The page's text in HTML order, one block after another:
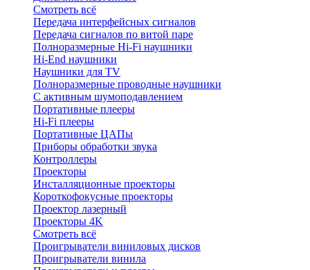
Смотреть всё
Передача интерфейсных сигналов
Передача сигналов по витой паре
Полноразмерные Hi-Fi наушники
Hi-End наушники
Наушники для TV
Полноразмерные проводные наушники
С активным шумоподавлением
Портативные плееры
Hi-Fi плееры
Портативные ЦАПы
Приборы обработки звука
Контроллеры
Проекторы
Инсталляционные проекторы
Короткофокусные проекторы
Проектор лазерный
Проекторы 4K
Смотреть всё
Проигрыватели виниловых дисков
Проигрыватели винила